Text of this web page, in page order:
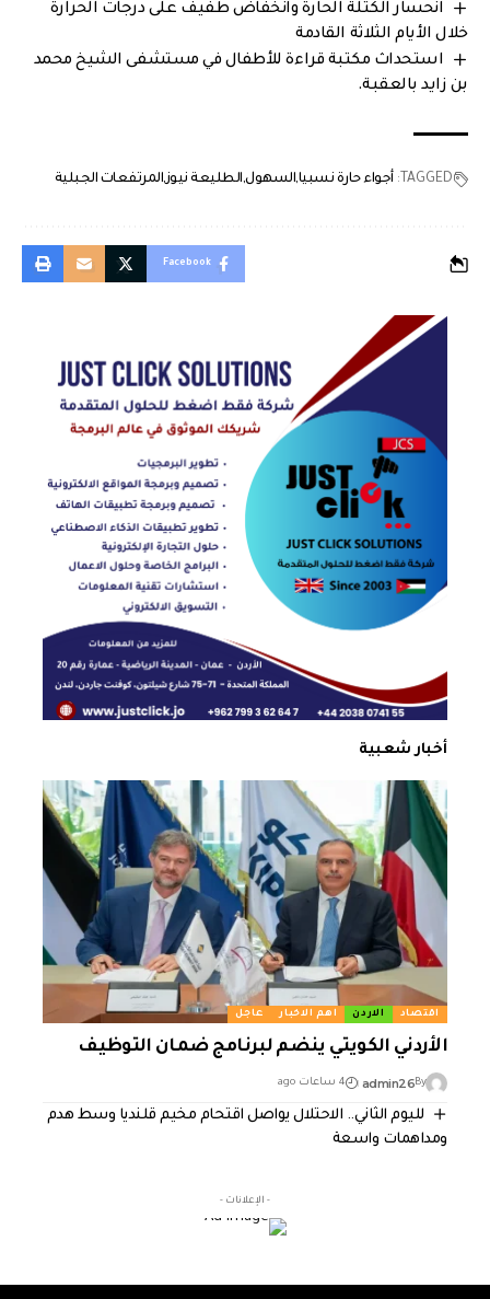
انحسار الكتلة الحارة وانخفاض طفيف على درجات الحرارة
خلال الأيام الثلاثة القادمة
استحداث مكتبة قراءة للأطفال في مستشفى الشيخ محمد
بن زايد بالعقبة.
TAGGED: أجواء حارة نسبياالسهول الطليعة نيوزالمرتفعات الجبلية
Facebook
أخبار شعبية
اقتصاد الاردن اهم الاخبار عاجل
الأردني الكويتي ينضم لبرنامج ضمان التوظيف
By
admin26 4 ساعات ago
لليوم الثاني.. الاحتلال يواصل اقتحام مخيم قلنديا وسط هدم
ومداهمات واسعة
- الإعلانات -